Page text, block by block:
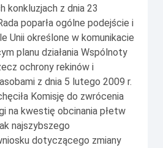
konkluzjach z dnia 23
poparła ogólne podejście i
Unii określone w komunikacie
planu działania Wspólnoty
ochrony rekinów i
z dnia 5 lutego 2009 r.
Komisję do zwrócenia
na kwestię obcinania płetw
najszybszego
dotyczącego zmiany